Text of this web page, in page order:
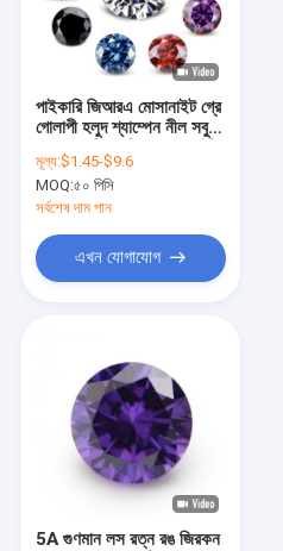
কারখানা ভ্রমণ
যোগাযোগ করুন
কেস
স্টার্লিং সিলভার হার্ট পেন্ডেন্ট নেকলেস
স্টার্লিং সিলভার জুয়েলারির রিং
স্টার্লিং সিলভার গয়না কানের দুল
পাইকারি জিআরএ মোসানাইট গ্রে
গোলাপী হলুদ শ্যাম্পেন নীল সবুজ
জুয়েলারী তৈরির জন্য হীরা
মূল্য:$1.45-$9.6
MOQ:৫০ পিসি
সর্বশেষ দাম পান
এখন যোগাযোগ
5A গুণমান লস রত্ন রঙ জিরকন